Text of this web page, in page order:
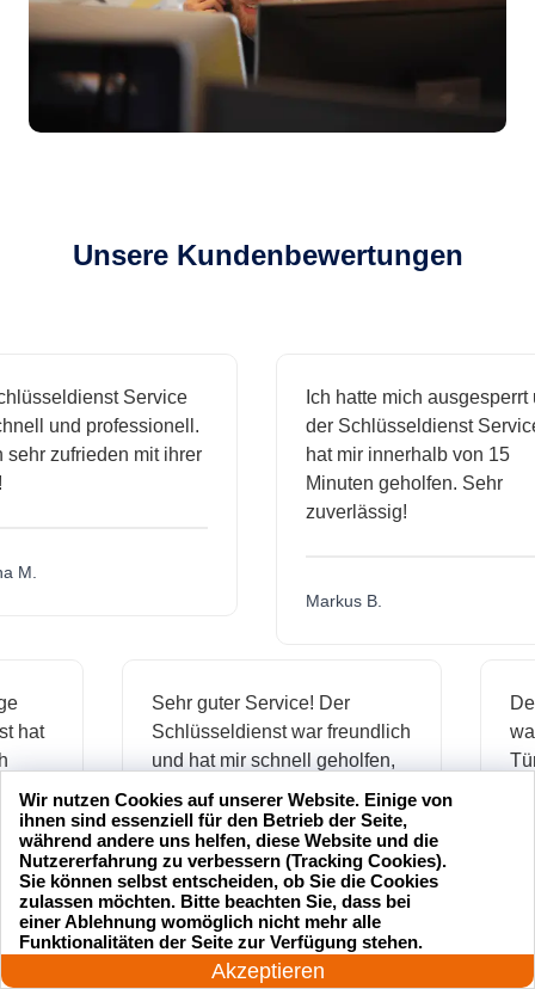
Unsere Kundenbewertungen
Service
und professionell.
zufrieden mit ihrer
Ich hatte mich ausgesperrt und
der Schlüsseldienst Service
hat mir innerhalb von 15
Minuten geholfen. Sehr
zuverlässig!
Markus B.
hat
Sehr guter Service! Der
Schlüsseldienst war freundlich
und hat mir schnell geholfen,
als ich meine Schlüssel
verloren hatte.
Jonas M.
24 Stunden am Tag
Akzeptieren
Wir nutzen Cookies auf unserer Website. Einige von
ihnen sind essenziell für den Betrieb der Seite,
während andere uns helfen, diese Website und die
Nutzererfahrung zu verbessern (Tracking Cookies).
Sie können selbst entscheiden, ob Sie die Cookies
zulassen möchten. Bitte beachten Sie, dass bei
einer Ablehnung womöglich nicht mehr alle
Funktionalitäten der Seite zur Verfügung stehen.